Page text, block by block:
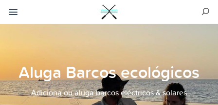
Aluga Barcos ecológicos
Adiciona ou aluga barcos eléctricos & solares